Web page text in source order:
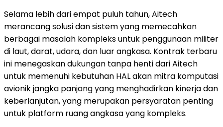
Selama lebih dari empat puluh tahun, Aitech
merancang solusi dan sistem yang memecahkan
berbagai masalah kompleks untuk penggunaan militer
di laut, darat, udara, dan luar angkasa. Kontrak terbaru
ini menegaskan dukungan tanpa henti dari Aitech
untuk memenuhi kebutuhan HAL akan mitra komputasi
avionik jangka panjang yang menghadirkan kinerja dan
keberlanjutan, yang merupakan persyaratan penting
untuk platform ruang angkasa yang kompleks.